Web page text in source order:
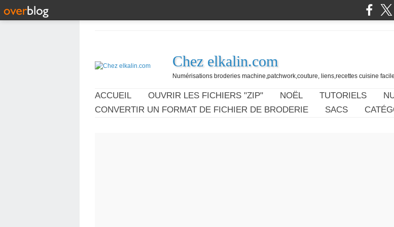
Chez elkalin.com
Numérisations broderies machine,patchwork,couture, liens,recettes cuisine
ACCUEIL OUVRIR LES FICHIERS "ZIP" NOËL TUTORIELS
CONVERTIR UN FORMAT DE FICHIER DE BRODERIE
SACS